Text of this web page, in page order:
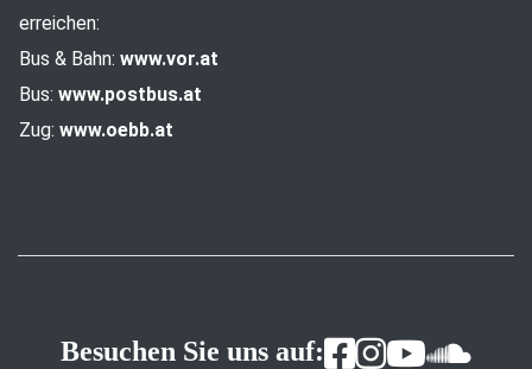
erreichen:
Bus & Bahn: www.vor.at
Bus: www.postbus.at
Zug: www.oebb.at
Besuchen Sie uns auf: